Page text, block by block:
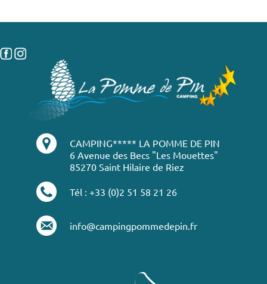
CAMPING***** LA POMME DE PIN
6 Avenue des Becs "Les Mouettes"
85270 Saint Hilaire de Riez
Tél : +33 (0)2 51 58 21 26
info@campingpommedepin.fr